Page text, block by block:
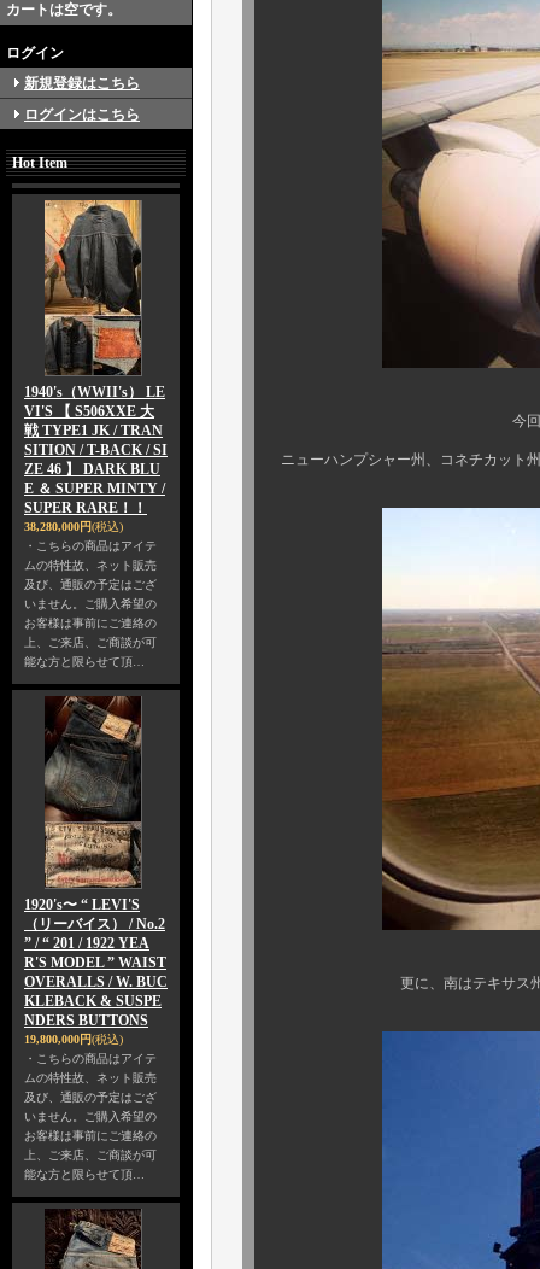
カートは空です。
ログイン
新規登録はこちら
ログインはこちら
Hot Item
1940's（WWII's） LE
VI'S 【 S506XXE 大
戦 TYPE1 JK / TRAN
SITION / T-BACK / SI
ZE 46 】 DARK BLU
E ＆ SUPER MINTY /
SUPER RARE！！
38,280,000円(税込)
・こちらの商品はアイテ
ムの特性故、ネット販売
及び、通販の予定はござ
いません。ご購入希望の
お客様は事前にご連絡の
上、ご来店、ご商談が可
能な方と限らせて頂…
1920's〜 “ LEVI'S
（リーバイス） / No.2
” / “ 201 / 1922 YEA
R'S MODEL ” WAIST
OVERALLS / W. BUC
KLEBACK & SUSPE
NDERS BUTTONS
19,800,000円(税込)
・こちらの商品はアイテ
ムの特性故、ネット販売
及び、通販の予定はござ
いません。ご購入希望の
お客様は事前にご連絡の
上、ご来店、ご商談が可
能な方と限らせて頂…
今回も、東はマサチ
ニューハンプシャー州、コネチカット
更に、南はテキサス州～フロ